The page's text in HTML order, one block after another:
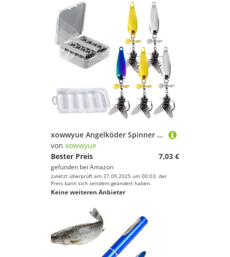
xowwyue Angelköder Spinner Köder | Angelzubehör für Spinnerköder,Mit Widerhaken Stabile Ausrüstung Für Raubfische Küste Fluss See Tiefwasser Werfen Schleppen Jiggen Flippen & Pitching Mit 3D Augen
von xowwyue
Bester Preis
7,03 €
gefunden bei Amazon
zuletzt überprüft am 27.09.2025 um 00:03; der
Preis kann sich seitdem geändert haben.
Keine weiteren Anbieter